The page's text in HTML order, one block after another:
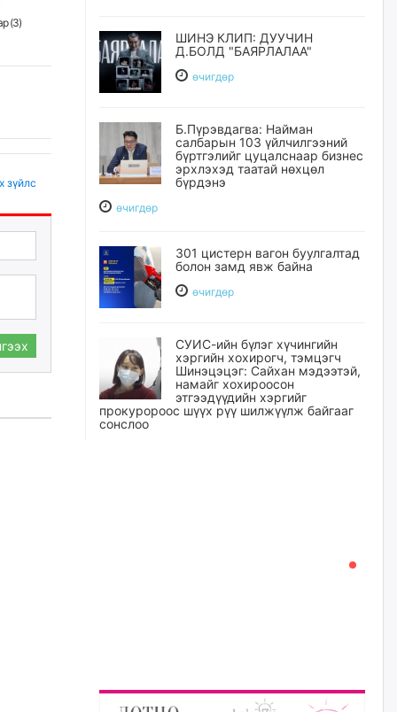
(3)
зүйлс
ШИНЭ КЛИП: ДУУЧИН
Д.БОЛД "БАЯРЛАЛАА"
өчигдѳр
Б.Пүрэвдагва: Найман
салбарын 103 үйлчилгээний
бүртгэлийг цуцалснаар бизнес
эрхлэхэд таатай нөхцөл
бүрдэнэ
өчигдѳр
301 цистерн вагон буулгалтад
болон замд явж байна
өчигдѳр
СУИС-ийн бүлэг хүчингийн
хэргийн хохирогч, тэмцэгч
Шинэцэцэг: Сайхан мэдээтэй,
намайг хохироосон
этгээдүүдийн хэргийг
прокуророос шүүх рүү шилжүүлж байгааг
сонслоо